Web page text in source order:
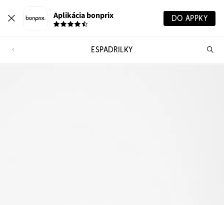
Aplikácia bonprix DO APPKY
ESPADRILKY